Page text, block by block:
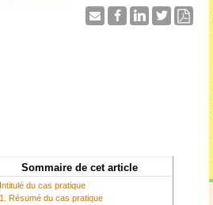
Sommaire de cet article
Intitulé du cas pratique
1. Résumé du cas pratique